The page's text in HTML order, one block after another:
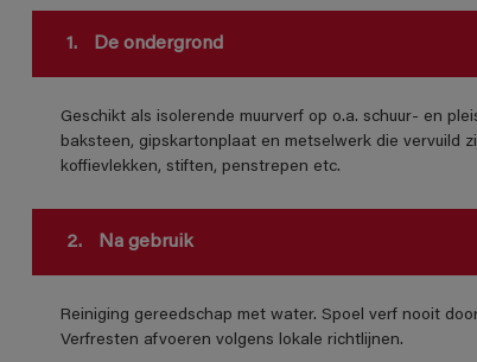
1. De ondergrond
Geschikt als isolerende muurverf op o.a. schuur- en
baksteen, gipskartonplaat en metselwerk die vervuild
koffievlekken, stiften, penstrepen etc.
2. Na gebruik
Reiniging gereedschap met water. Spoel verf nooit
Verfresten afvoeren volgens lokale richtlijnen.